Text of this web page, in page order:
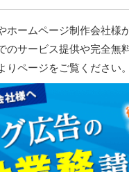
ホームページ制作会社
のサービス提供や完全
ページをご覧ください。